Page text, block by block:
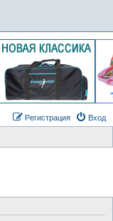
Вход
Регистрация